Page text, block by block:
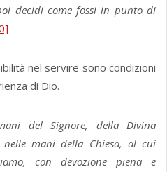
decidi come fossi in punto di
nel servire sono condizioni
di Dio.
del Signore, della Divina
nelle mani della Chie­sa, al cui
con devozione piena e